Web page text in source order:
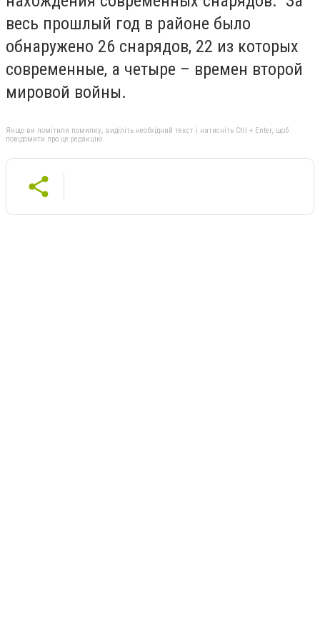
весь прошлый год в районе было
обнаружено 26 снарядов, 22 из которых
современные, а четыре – времен второй
мировой войны.
Якщо ви помітили помилку, виділіть необхідний текст і натисніть Ctrl + Enter, щоб
повідомити про це редакцію